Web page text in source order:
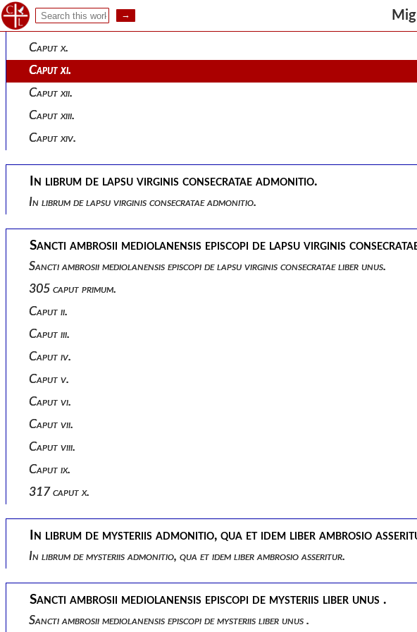
Caput ix.
Caput x.
Caput xi.
Caput xii.
Caput xiii.
Caput xiv.
In librum de lapsu virginis consecratae admonitio.
In librum de lapsu virginis consecratae admonitio.
Sancti ambrosii mediolanensis episcopi de lapsu virginis
Sancti ambrosii mediolanensis episcopi de lapsu virginis consecratae liber unus.
305 caput primum.
Caput ii.
Caput iii.
Caput iv.
Caput v.
Caput vi.
Caput vii.
Caput viii.
Caput ix.
317 caput x.
In librum de mysteriis admonitio, qua et idem liber ambrosio
In librum de mysteriis admonitio, qua et idem liber ambrosio asseritur.
Sancti ambrosii mediolanensis episcopi de mysteriis liber unus .
Sancti ambrosii mediolanensis episcopi de mysteriis liber unus .